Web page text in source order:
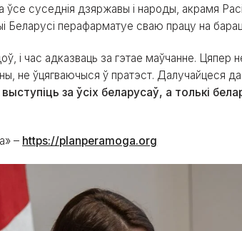
ўсе суседнія дзяржавы і народы, акрамя
Беларусі перафарматуе сваю працу на
і час адказваць за гэтае маўчанне.
не ўцягваючыся ў пратэст. Далучайцеся
выступіць за ўсіх беларусаў, а толькі
– https://planperamoga.org